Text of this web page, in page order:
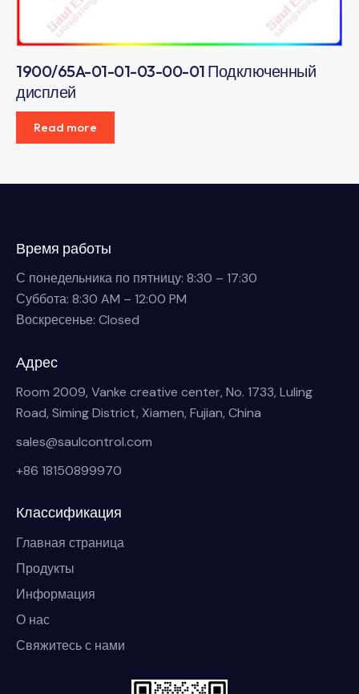
1900/65A-01-01-03-00-01 Подключенный
дисплей
Read more
Время работы
С понедельника по пятницу: 8:30 – 17:30
Суббота: 8:30 AM – 12:00 PM
Воскресенье: Closed
Адрес
Room 2009, Vanke creative center, No. 1733, Luling
Road, Siming District, Xiamen, Fujian, China
sales@saulcontrol.com
+86 18150899970
Классификация
Главная страница
Продукты
Информация
О нас
Свяжитесь с нами